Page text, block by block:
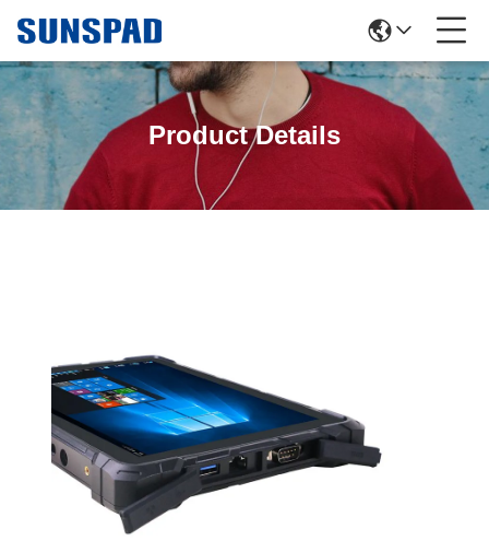
Product Details